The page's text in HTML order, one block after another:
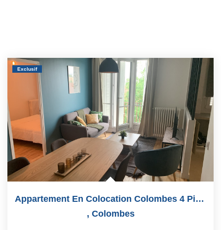
Exclusif
Appartement En Colocation Colombes 4 Pièces Une Chambre...
, Colombes